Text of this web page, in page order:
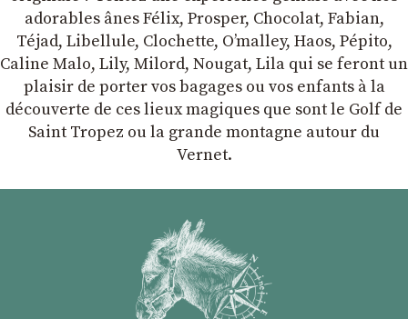
adorables ânes Félix, Prosper, Chocolat, Fabian,
Téjad, Libellule, Clochette, Oʼmalley, Haos, Pépito,
Caline Malo, Lily, Milord, Nougat, Lila qui se feront un
plaisir de porter vos bagages ou vos enfants à la
découverte de ces lieux magiques que sont le Golf de
Saint Tropez ou la grande montagne autour du
Vernet.